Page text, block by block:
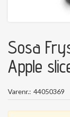
Sosa
Apple
Varenr. 44050369